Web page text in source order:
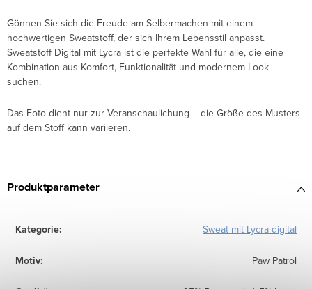
Gönnen Sie sich die Freude am Selbermachen mit einem
hochwertigen Sweatstoff, der sich Ihrem Lebensstil anpasst.
Sweatstoff Digital mit Lycra ist die perfekte Wahl für alle, die eine
Kombination aus Komfort, Funktionalität und modernem Look
suchen.
Das Foto dient nur zur Veranschaulichung – die Größe des Musters
auf dem Stoff kann variieren.
Produktparameter
Kategorie: Sweat mit Lycra digital
Motiv: Paw Patrol